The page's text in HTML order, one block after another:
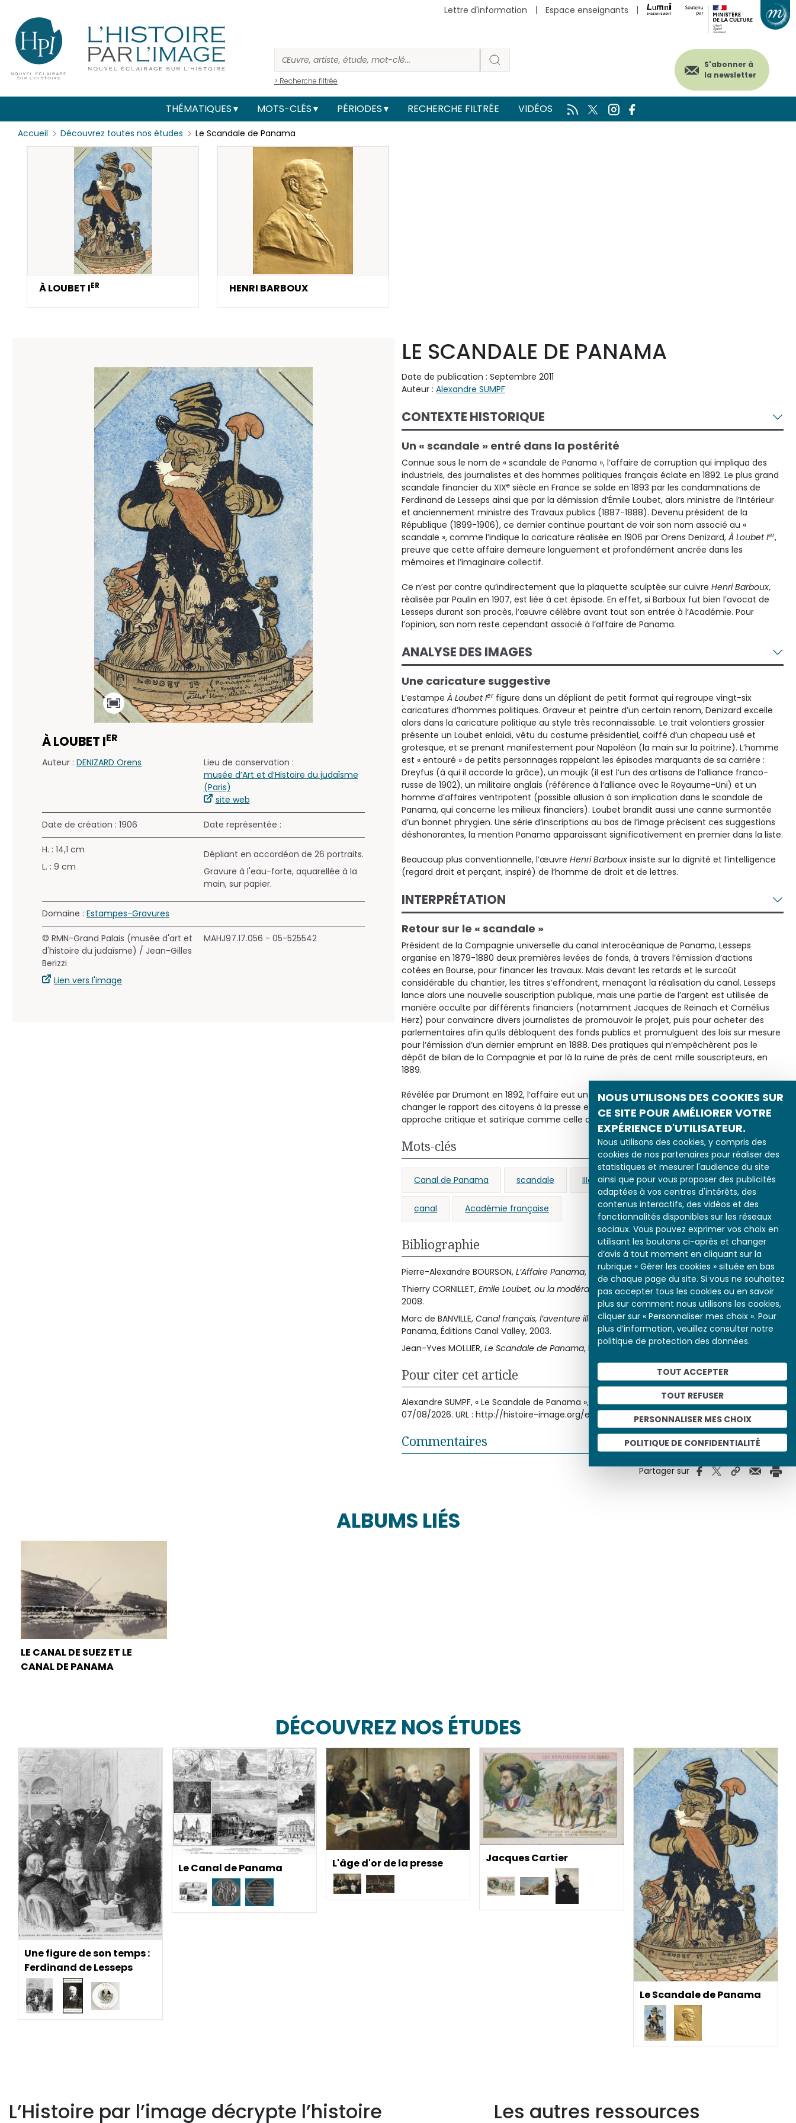
NOUS UTILISONS DES COOKIES SUR
CE SITE POUR AMÉLIORER VOTRE
EXPÉRIENCE D'UTILISATEUR.
Nous utilisons des cookies, y compris des
cookies de nos partenaires pour réaliser des
statistiques et mesurer l'audience du site
ainsi que pour vous proposer des publicités
adaptées à vos centres d'intérêts, des
contenus interactifs, des vidéos et des
fonctionnalités disponibles sur les réseaux
sociaux. Vous pouvez exprimer vos choix en
utilisant les boutons ci-après et changer
d’avis à tout moment en cliquant sur la
rubrique « Gérer les cookies » située en bas
de chaque page du site. Si vous ne souhaitez
pas accepter tous les cookies ou en savoir
plus sur comment nous utilisons les cookies,
cliquer sur « Personnaliser mes choix ». Pour
plus d’information, veuillez consulter notre
politique de protection des données.
TOUT ACCEPTER
TOUT REFUSER
PERSONNALISER MES CHOIX
POLITIQUE DE CONFIDENTIALITÉ
> Recherche filtrée
Menu
secondaire
(header)
Lettre d'information Espace enseignants
S'abonner à
la newsletter
Main
navigation
THÉMATIQUES MOTS-CLÉS PÉRIODES RECHERCHE FILTRÉE VIDÉOS
Accueil Découvrez toutes nos études Le Scandale de Panama
À LOUBET IER HENRI BARBOUX
À LOUBET IER
Auteur : DENIZARD Orens
Lieu de conservation :
musée d’Art et d’Histoire du judaïsme
(Paris)
site web
Date de création : 1906 Date représentée :
H. : 14,1 cm
L. : 9 cm
Dépliant en accordéon de 26 portraits.
Gravure à l'eau-forte, aquarellée à la
main, sur papier.
Domaine : Estampes-Gravures
© RMN-Grand Palais (musée d'art et
d'histoire du judaïsme) / Jean-Gilles
Berizzi
Lien vers l'image
MAHJ97.17.056 - 05-525542
LE SCANDALE DE PANAMA
Date de publication : Septembre 2011
Auteur : Alexandre SUMPF
CONTEXTE HISTORIQUE
Un « scandale » entré dans la postérité
Connue sous le nom de « scandale de Panama », l’affaire de corruption qui impliqua des
industriels, des journalistes et des hommes politiques français éclate en 1892. Le plus grand
scandale financier du XIXe siècle en France se solde en 1893 par les condamnations de
Ferdinand de Lesseps ainsi que par la démission d’Émile Loubet, alors ministre de l’Intérieur
et anciennement ministre des Travaux publics (1887-1888). Devenu président de la
République (1899-1906), ce dernier continue pourtant de voir son nom associé au «
scandale », comme l’indique la caricature réalisée en 1906 par Orens Denizard, À Loubet Ier,
preuve que cette affaire demeure longuement et profondément ancrée dans les
mémoires et l’imaginaire collectif.
Ce n’est par contre qu’indirectement que la plaquette sculptée sur cuivre Henri Barboux,
réalisée par Paulin en 1907, est liée à cet épisode. En effet, si Barboux fut bien l’avocat de
Lesseps durant son procès, l’œuvre célèbre avant tout son entrée à l’Académie. Pour
l’opinion, son nom reste cependant associé à l’affaire de Panama.
ANALYSE DES IMAGES
Une caricature suggestive
L’estampe À Loubet Ier figure dans un dépliant de petit format qui regroupe vingt-six
caricatures d’hommes politiques. Graveur et peintre d’un certain renom, Denizard excelle
alors dans la caricature politique au style très reconnaissable. Le trait volontiers grossier
présente un Loubet enlaidi, vêtu du costume présidentiel, coiffé d’un chapeau usé et
grotesque, et se prenant manifestement pour Napoléon (la main sur la poitrine). L’homme
est « entouré » de petits personnages rappelant les épisodes marquants de sa carrière :
Dreyfus (à qui il accorde la grâce), un moujik (il est l’un des artisans de l’alliance franco-
russe de 1902), un militaire anglais (référence à l’alliance avec le Royaume-Uni) et un
homme d’affaires ventripotent (possible allusion à son implication dans le scandale de
Panama, qui concerne les milieux financiers). Loubet brandit aussi une canne surmontée
d’un bonnet phrygien. Une série d’inscriptions au bas de l’image précisent ces suggestions
déshonorantes, la mention Panama apparaissant significativement en premier dans la liste.
Beaucoup plus conventionnelle, l’œuvre Henri Barboux insiste sur la dignité et l’intelligence
(regard droit et perçant, inspiré) de l’homme de droit et de lettres.
INTERPRÉTATION
Retour sur le « scandale »
Président de la Compagnie universelle du canal interocéanique de Panama, Lesseps
organise en 1879-1880 deux premières levées de fonds, à travers l’émission d’actions
cotées en Bourse, pour financer les travaux. Mais devant les retards et le surcoût
considérable du chantier, les titres s’effondrent, menaçant la réalisation du canal. Lesseps
lance alors une nouvelle souscription publique, mais une partie de l’argent est utilisée de
manière occulte par différents financiers (notamment Jacques de Reinach et Cornélius
Herz) pour convaincre divers journalistes de promouvoir le projet, puis pour acheter des
parlementaires afin qu’ils débloquent des fonds publics et promulguent des lois sur mesure
pour l’émission d’un dernier emprunt en 1888. Des pratiques qui n’empêchèrent pas le
dépôt de bilan de la Compagnie et par là la ruine de près de cent mille souscripteurs, en
1889.
Révélée par Drumont en 1892, l’affaire eut un retentissement considérable, qui devait
changer le rapport des citoyens à la presse et au monde politique, libérant un peu plus une
approche critique et satirique comme celle qu’exprime l’estampe À Loubet Ier.
Mots-clés
Canal de Panama scandale IIIe République Loubet (Émile)
canal Académie française
Bibliographie
Pierre-Alexandre BOURSON, L’Affaire Panama, Paris, Éditions de Vecchi, 2000.
Thierry CORNILLET, Emile Loubet, ou la modération au pouvoir, Paris, Éditions les Grilles d’Or,
2008.
Marc de BANVILLE, Canal français, l’aventure illustrée des Français au Panama (1880-1904),
Panama, Éditions Canal Valley, 2003.
Jean-Yves MOLLIER, Le Scandale de Panama, Paris, Fayard, 1991.
Pour citer cet article
Alexandre SUMPF, « Le Scandale de Panama », Histoire par l'image [en ligne], consulté le
07/08/2026. URL : http://histoire-image.org/etudes/scandale-panama
Commentaires
Partager sur
ALBUMS LIÉS
LE CANAL DE SUEZ ET LE
CANAL DE PANAMA
DÉCOUVREZ NOS ÉTUDES
Une figure de son temps :
Ferdinand de Lesseps
Le Canal de Panama L'âge d'or de la presse Jacques Cartier
Le Scandale de Panama
L’Histoire par l’image décrypte l’histoire Les autres ressources